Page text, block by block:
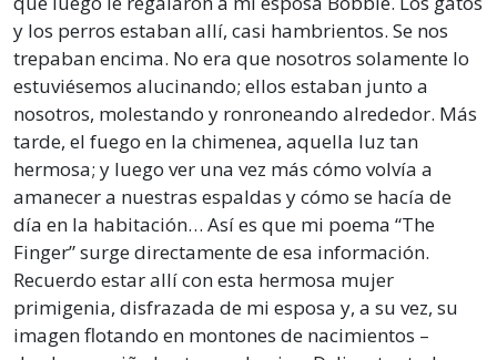
y los perros estaban allí, casi hambrientos. Se nos
trepaban encima. No era que nosotros solamente lo
estuviésemos alucinando; ellos estaban junto a
nosotros, molestando y ronroneando alrededor. Más
tarde, el fuego en la chimenea, aquella luz tan
hermosa; y luego ver una vez más cómo volvía a
amanecer a nuestras espaldas y cómo se hacía de
día en la habitación… Así es que mi poema “The
Finger” surge directamente de esa información.
Recuerdo estar allí con esta hermosa mujer
primigenia, disfrazada de mi esposa y, a su vez, su
imagen flotando en montones de nacimientos –